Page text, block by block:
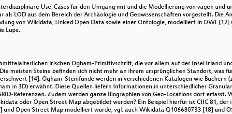
Use-Cases für den Umgang mit und die Modellierung von vagen und
als LOD aus dem Bereich der Archäologie und Geowissenschaften vorgestellt. Die
von Wikidata, Linked Open Data sowie einer Ontologie, modelliert in OWL [12]
Lupe.
irischen Ogham-Primitivschrift, die vor allem auf der Insel Irland
meisten Steine befinden sich nicht mehr an ihrem ursprünglichen Standort, was
[14]. Ogham-Steinfunde werden in verschiedenen Katalogen wie Büchern
in 3D) erwähnt. Diese Quellen liefern Informationen in unterschiedlicher
Referenzen. Zudem werden ganze Biographien von Geo-Locations dort
oder Open Street Map abgebildet werden? Ein Beispiel hierfür ist CIIC 81, der
Open Street Map modelliert wurde, vgl. auch Wikidata Q106680733 [18] und